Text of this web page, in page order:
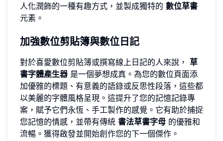
人化潤飾的一種有趣方式，並製成獨特的 數位草書
元素。
加強數位剪貼簿與數位日記
對於喜愛數位剪貼簿或撰寫線上日記的人來說， 草
書字體產生器 是一個夢想成真。為您的數位頁面添
加優雅的標題、有意義的語錄或反思性段落，這些都
以美麗的字體風格呈現。這提升了您的記憶記錄專
案，賦予它們永恆、手工製作的感覺。它有助於捕捉
您記憶的情感，並帶有傳統 書法草書字母 的優雅和
流暢。獲得啟發並開始創作您的下一個傑作。